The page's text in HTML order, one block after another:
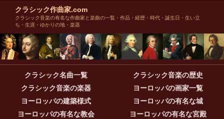
クラシック作曲家.com
クラシック音楽の有名な作曲家と楽曲の一覧・作品・経歴・時代・誕生日・生い立
ち・生涯・ゆかりの地・楽器
クラシック名曲一覧
クラシック音楽の歴史
クラシック音楽の楽器
ヨーロッパの画家一覧
ヨーロッパの建築様式
ヨーロッパの有名な城
ヨーロッパの有名な教会
ヨーロッパの有名な宮殿